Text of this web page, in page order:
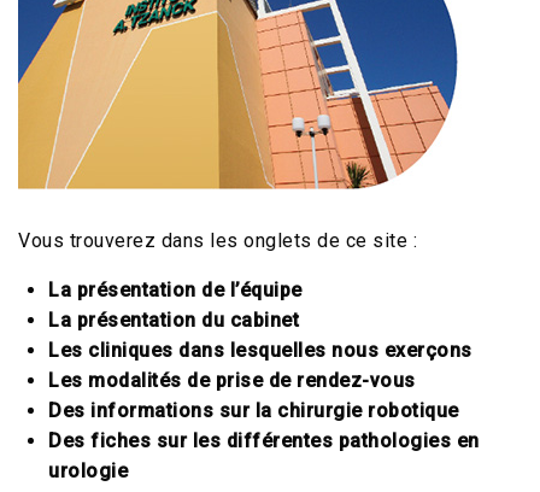
Vous trouverez dans les onglets de ce site :
La présentation de l’équipe
La présentation du cabinet
Les cliniques dans lesquelles nous exerçons
Les modalités de prise de rendez-vous
Des informations sur la chirurgie robotique
Des fiches sur les différentes pathologies en
urologie